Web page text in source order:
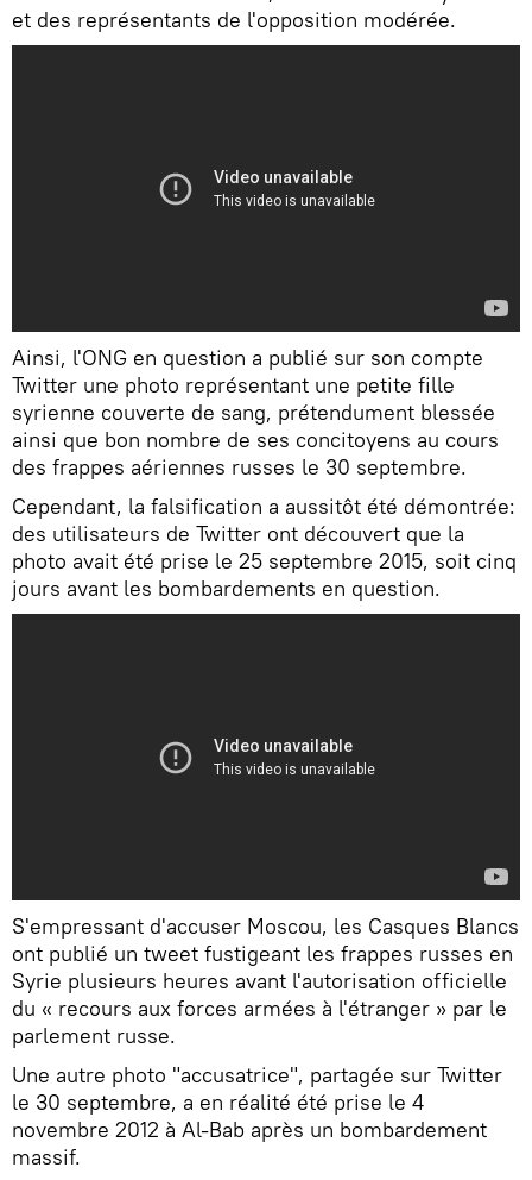
et des représentants de l'opposition modérée.
Ainsi, l'ONG en question a publié sur son compte
Twitter une photo représentant une petite fille
syrienne couverte de sang, prétendument blessée
ainsi que bon nombre de ses concitoyens au cours
des frappes aériennes russes le 30 septembre.
Cependant, la falsification a aussitôt été démontrée:
des utilisateurs de Twitter ont découvert que la
photo avait été prise le 25 septembre 2015, soit cinq
jours avant les bombardements en question.
S'empressant d'accuser Moscou, les Casques Blancs
ont publié un tweet fustigeant les frappes russes en
Syrie plusieurs heures avant l'autorisation officielle
du « recours aux forces armées à l'étranger » par le
parlement russe.
Une autre photo "accusatrice", partagée sur Twitter
le 30 septembre, a en réalité été prise le 4
novembre 2012 à Al-Bab après un bombardement
massif.